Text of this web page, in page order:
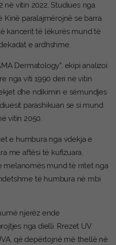
në vitin 2022. Studiues nga
Kinë paralajmërojnë se barra
kancerit të lëkurës mund të
e ardhshme.
Dermatology”, ekipi analizoi
nga viti 1990 deri në vitin
dhe ndikimin e sëmundjes
parashikuan se si mund
vitin 2050.
e humbura nga vdekja e
me aftësi të kufizuara,
melanomës mund të rritet nga
të humbura në mbi
njerëz ende
nga dielli. Rrezet UV
që depërtojnë më thellë në